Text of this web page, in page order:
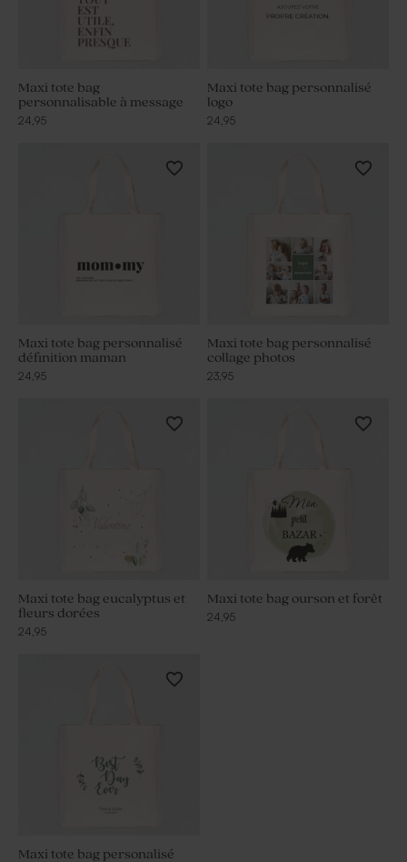
Maxi tote bag
personnalisable à message
24,95
Maxi tote bag personnalisé
logo
24,95
Maxi tote bag personnalisé
définition maman
24,95
Maxi tote bag personnalisé
collage photos
23,95
Maxi tote bag eucalyptus et
fleurs dorées
24,95
Maxi tote bag ourson et forêt
24,95
Maxi tote bag personalisé